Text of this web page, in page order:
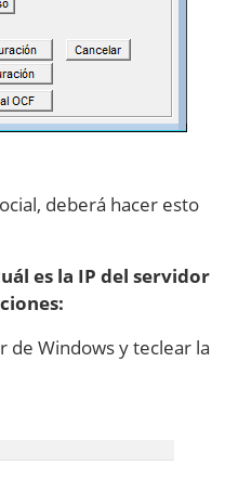
deberá hacer esto
es la IP del servidor
de Windows y teclear la